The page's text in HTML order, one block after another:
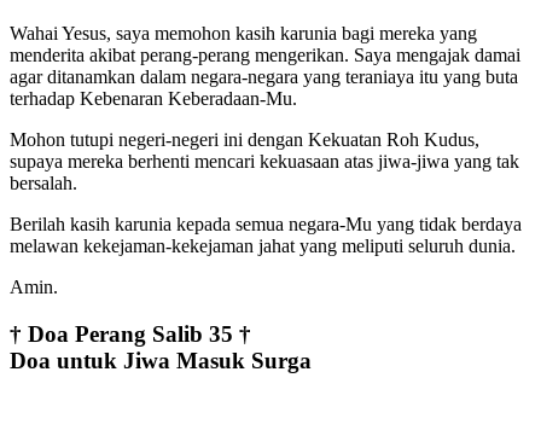
Wahai Yesus, saya memohon kasih karunia bagi mereka yang
menderita akibat perang-perang mengerikan. Saya mengajak damai
agar ditanamkan dalam negara-negara yang teraniaya itu yang buta
terhadap Kebenaran Keberadaan-Mu.
Mohon tutupi negeri-negeri ini dengan Kekuatan Roh Kudus,
supaya mereka berhenti mencari kekuasaan atas jiwa-jiwa yang tak
bersalah.
Berilah kasih karunia kepada semua negara-Mu yang tidak berdaya
melawan kekejaman-kekejaman jahat yang meliputi seluruh dunia.
Amin.
† Doa Perang Salib 35 †
Doa untuk Jiwa Masuk Surga